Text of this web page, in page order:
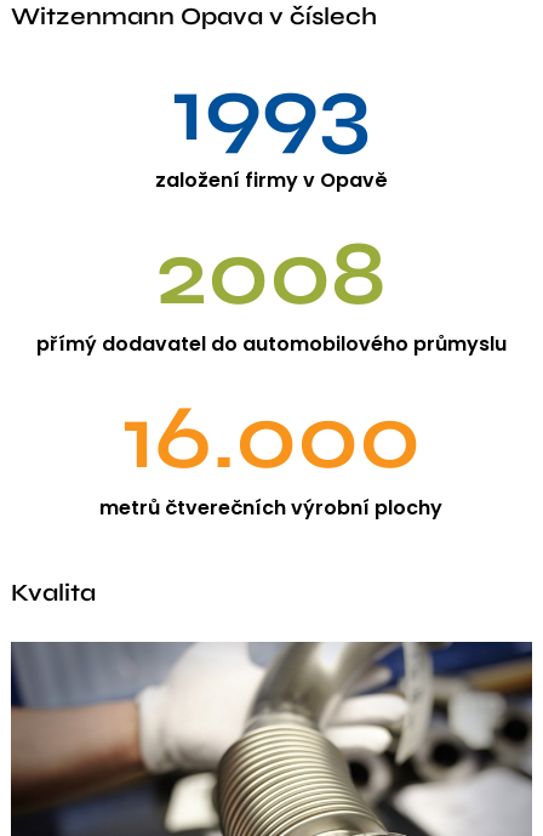
Witzenmann Opava v číslech
1993
založení firmy v Opavě
2008
přímý dodavatel do automobilového průmyslu
16.000
metrů čtverečních výrobní plochy
Kvalita